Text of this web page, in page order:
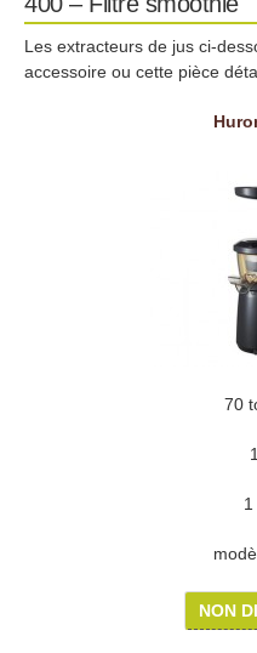
Les extracteurs de jus ci-
accessoire ou cette pièce
70
NON